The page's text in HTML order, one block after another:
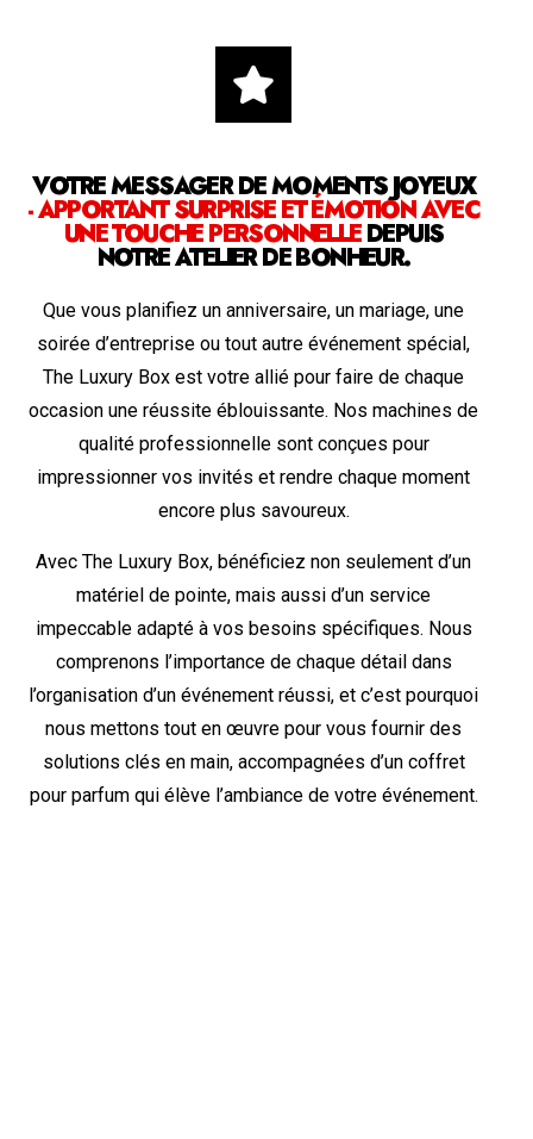
VOTRE MESSAGER DE MOMENTS JOYEUX
- APPORTANT SURPRISE ET ÉMOTION AVEC
UNE TOUCHE PERSONNELLEDEPUIS
NOTRE ATELIER DE BONHEUR.
Que vous planifiez un anniversaire, un mariage, une
soirée d’entreprise ou tout autre événement spécial,
The Luxury Box est votre allié pour faire de chaque
occasion une réussite éblouissante. Nos machines de
qualité professionnelle sont conçues pour
impressionner vos invités et rendre chaque moment
encore plus savoureux.
Avec The Luxury Box, bénéficiez non seulement d’un
matériel de pointe, mais aussi d’un service
impeccable adapté à vos besoins spécifiques. Nous
comprenons l’importance de chaque détail dans
l’organisation d’un événement réussi, et c’est pourquoi
nous mettons tout en œuvre pour vous fournir des
solutions clés en main, accompagnées d’un coffret
pour parfum qui élève l’ambiance de votre événement.